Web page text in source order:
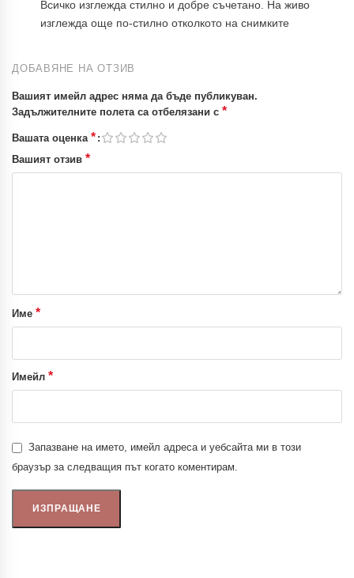
Всичко изглежда стилно и добре съчетано. На живо
изглежда още по-стилно отколкото на снимките
ДОБАВЯНЕ НА ОТЗИВ
Вашият имейл адрес няма да бъде публикуван.
Задължителните полета са отбелязани с *
Вашата оценка *
Вашият отзив *
Име *
Имейл *
Запазване на името, имейл адреса и уебсайта ми в този
браузър за следващия път когато коментирам.